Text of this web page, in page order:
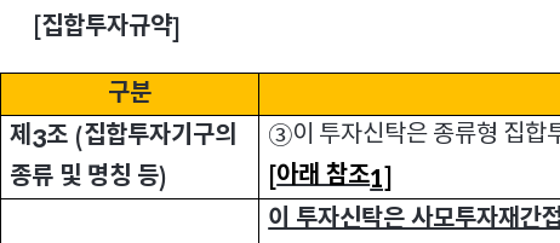
집합투자규약]
구분
제 3조 (집합투자기구의
종류 및 명칭 등)
③이 투자신탁은 종류형 집합
[아래 참조1]
이 투자신탁은 사모투자재간